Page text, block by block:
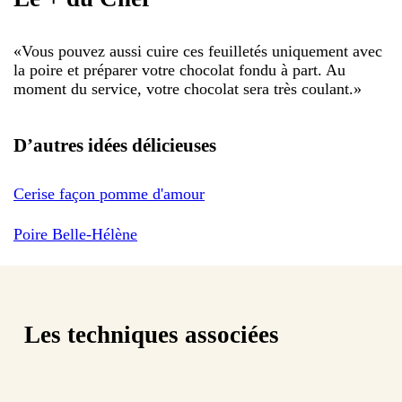
«Vous pouvez aussi cuire ces feuilletés uniquement avec
la poire et préparer votre chocolat fondu à part. Au
moment du service, votre chocolat sera très coulant.»
D’autres idées délicieuses
Cerise façon pomme d'amour
Poire Belle-Hélène
Les techniques associées